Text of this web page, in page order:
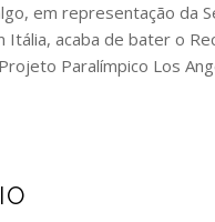
em representação da
acaba de bater o
Paralímpico Los